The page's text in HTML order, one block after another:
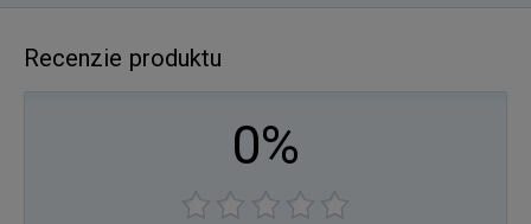
Recenzie produktu
0%